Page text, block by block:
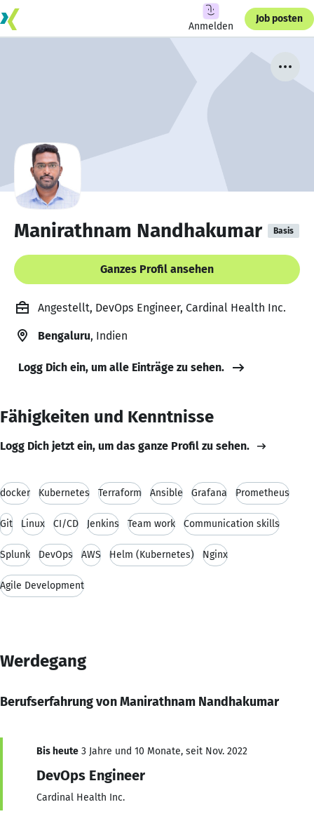
Anmelden
Job posten
Manirathnam Nandhakumar Basis
Ganzes Profil ansehen
Angestellt, DevOps Engineer, Cardinal Health Inc.
Bengaluru, Indien
Logg Dich ein, um alle Einträge zu sehen.
Fähigkeiten und Kenntnisse
Logg Dich jetzt ein, um das ganze Profil zu sehen.
docker Kubernetes Terraform Ansible Grafana Prometheus
Git Linux CI/CD Jenkins Team work Communication skills
Splunk DevOps AWS Helm (Kubernetes) Nginx
Agile Development
Werdegang
Berufserfahrung von Manirathnam Nandhakumar
Bis heute 3 Jahre und 10 Monate, seit Nov. 2022
DevOps Engineer
Cardinal Health Inc.